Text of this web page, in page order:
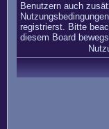
Benutzern auch
registrierst. Bitte
diesem Board